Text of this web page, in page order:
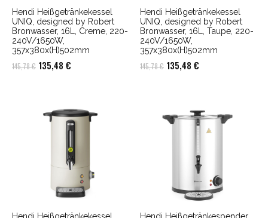
Hendi Heißgetränkekessel
UNIQ, designed by Robert
Bronwasser, 16L, Creme, 220-
240V/1650W,
357x380x(H)502mm
145,78€ Ursprünglicher
145,78 €
135,48 €
135,48 €.
Hendi Heißgetränkekessel
UNIQ, designed by Robert
Bronwasser, 16L, Taupe, 220-
240V/1650W,
357x380x(H)502mm
145,78€ Ursprünglicher
145,78 €
135,48 €
135,48 €.